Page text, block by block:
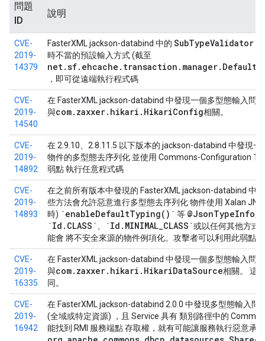
問題
ID
說明
CVE-
2019-
14379
FasterXML jackson-databind 中的
時不當的預設輸入方式 (截至
，即可從遠端執行程式碼
CVE-
2019-
14540
在 FasterXML jackson-databind 中發現一個多型態輸入問
與com.zaxxer.hikari.HikariConfig相關。
CVE-
2019-
14892
在 2.9.10、2.8.11.5 以下版本的 jackson-databind 中發現
物件的多型態去序列化 並使用 Commons-Configuration 1
弱點 執行任意程式碼
CVE-
2019-
14893
在之前所有版本中發現的 FasterXML jackson-databind 中
些方法會允許惡意進行多型態去序列化 物件使用 Xalan
時) `enableDefaultTyping()` 等 @JsonTypeInfo正
`Id.CLASS` `Id.MINIMAL_CLASS`或以任何其他方式
能會 將不安全來源的物件例項化。攻擊者可以利用此弱點
CVE-
2019-
16335
在 FasterXML jackson-databind 中發現一個多型態輸入問
與com.zaxxer.hikari.HikariDataSource相關。 這
同。
CVE-
2019-
16942
在 FasterXML jackson-databind 2.0.0 中發現多型態輸入問
(全域或特定資源) ，且 Service 具有 類別路徑中的
能找到 RMI 服務端點 存取權，就有可能讓服務執行惡意承